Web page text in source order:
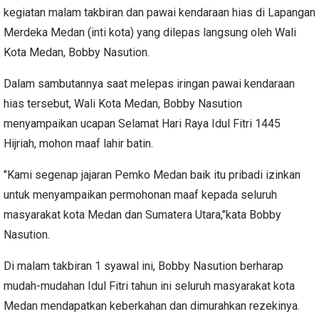
kegiatan malam takbiran dan pawai kendaraan hias di Lapangan
Merdeka Medan (inti kota) yang dilepas langsung oleh Wali
Kota Medan, Bobby Nasution.
Dalam sambutannya saat melepas iringan pawai kendaraan
hias tersebut, Wali Kota Medan, Bobby Nasution
menyampaikan ucapan Selamat Hari Raya Idul Fitri 1445
Hijriah, mohon maaf lahir batin.
"Kami segenap jajaran Pemko Medan baik itu pribadi izinkan
untuk menyampaikan permohonan maaf kepada seluruh
masyarakat kota Medan dan Sumatera Utara,"kata Bobby
Nasution.
Di malam takbiran 1 syawal ini, Bobby Nasution berharap
mudah-mudahan Idul Fitri tahun ini seluruh masyarakat kota
Medan mendapatkan keberkahan dan dimurahkan rezekinya.